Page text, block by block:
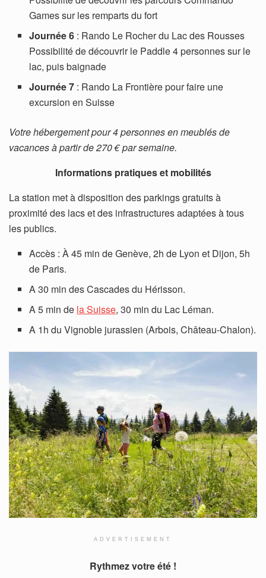
Games sur les remparts du fort
Journée 6 : Rando Le Rocher du Lac des Rousses
Possibilité de découvrir le Paddle 4 personnes sur le
lac, puis baignade
Journée 7 : Rando La Frontière pour faire une
excursion en Suisse
Votre hébergement pour 4 personnes en meublés de
vacances à partir de 270 € par semaine.
Informations pratiques et mobilités
La station met à disposition des parkings gratuits à
proximité des lacs et des infrastructures adaptées à tous
les publics.
Accès : À 45 min de Genève, 2h de Lyon et Dijon, 5h
de Paris.
A 30 min des Cascades du Hérisson.
A 5 min de la Suisse, 30 min du Lac Léman.
A 1h du Vignoble jurassien (Arbois, Château-Chalon).
ADVERTISEMENT
Rythmez votre été !